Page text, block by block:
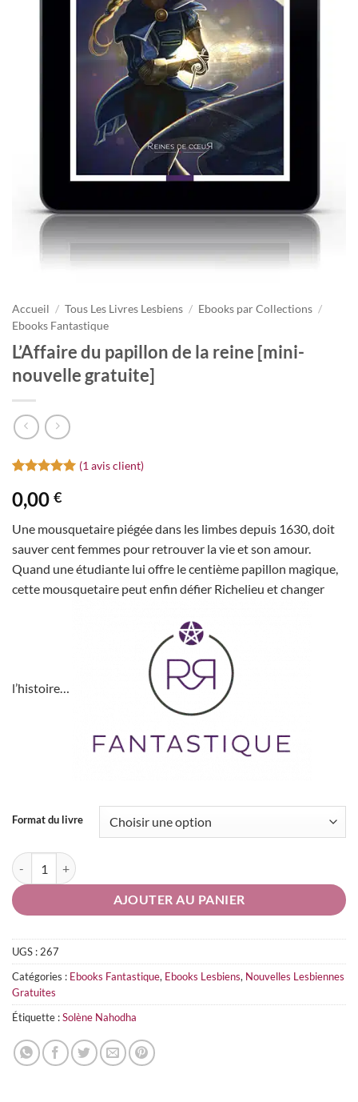
Accueil / Tous Les Livres Lesbiens / Ebooks par Collections /
Ebooks Fantastique
L’Affaire du papillon de la reine [mini-
nouvelle gratuite]
5 basé sur
notation
client
(1 avis client)
0,00 €
Une mousquetaire piégée dans les limbes depuis 1630, doit
sauver cent femmes pour retrouver la vie et son amour.
Quand une étudiante lui offre le centième papillon magique,
cette mousquetaire peut enfin défier Richelieu et changer
l’histoire…
Format du livre
quantité de L'Affaire du papillon de la reine [mini-nouvelle gratuite]
AJOUTER AU PANIER
UGS : 267
Catégories : Ebooks Fantastique, Ebooks Lesbiens, Nouvelles Lesbiennes
Gratuites
Étiquette :Solène Nahodha